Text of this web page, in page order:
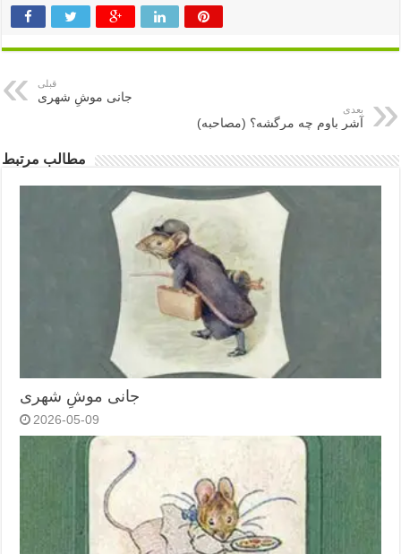
قبلی
جانی موشِ شهری
بعدی
آشر باوم چه مرگشه؟ (مصاحبه)
مطالب مرتبط
جانی موشِ شهری
2026-05-09